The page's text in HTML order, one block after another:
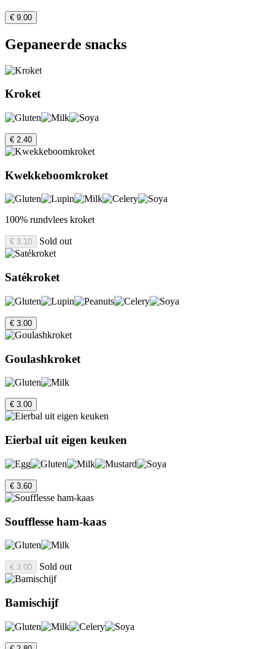
€ 9.00
Gepaneerde snacks
Kroket
€ 2.40
Kwekkeboomkroket
100% rundvlees kroket
€ 3.10 Sold out
Satékroket
€ 3.00
Goulashkroket
€ 3.00
Eierbal uit eigen keuken
€ 3.60
Soufflesse ham-kaas
€ 3.00 Sold out
Bamischijf